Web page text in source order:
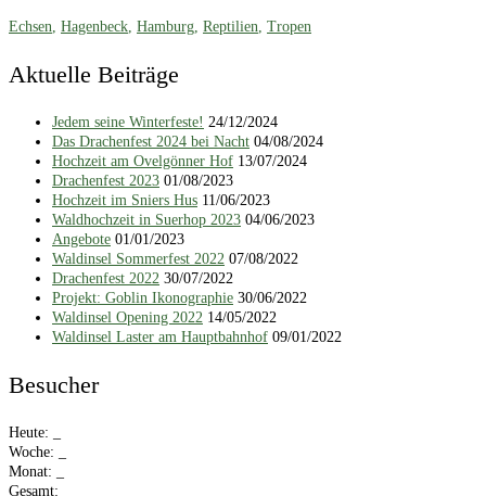
Echsen, Hagenbeck, Hamburg, Reptilien, Tropen
Aktuelle Beiträge
Jedem seine Winterfeste! 24/12/2024
Das Drachenfest 2024 bei Nacht 04/08/2024
Hochzeit am Ovelgönner Hof 13/07/2024
Drachenfest 2023 01/08/2023
Hochzeit im Sniers Hus 11/06/2023
Waldhochzeit in Suerhop 2023 04/06/2023
Angebote 01/01/2023
Waldinsel Sommerfest 2022 07/08/2022
Drachenfest 2022 30/07/2022
Projekt: Goblin Ikonographie 30/06/2022
Waldinsel Opening 2022 14/05/2022
Waldinsel Laster am Hauptbahnhof 09/01/2022
Besucher
Heute:
Woche:
Monat:
Gesamt: